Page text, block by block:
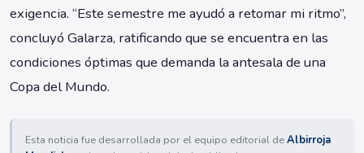
exigencia. “Este semestre me ayudó a retomar mi ritmo”,
concluyó Galarza, ratificando que se encuentra en las
condiciones óptimas que demanda la antesala de una
Copa del Mundo.
Esta noticia fue desarrollada por el equipo editorial deAlbirroja